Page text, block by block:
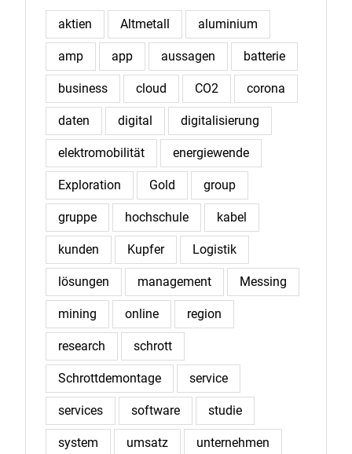
aktien Altmetall aluminium
amp app aussagen batterie
business cloud CO2 corona
daten digital digitalisierung
elektromobilität energiewende
Exploration Gold group
gruppe hochschule kabel
kunden Kupfer Logistik
lösungen management Messing
mining online region
research schrott
Schrottdemontage service
services software studie
system umsatz unternehmen